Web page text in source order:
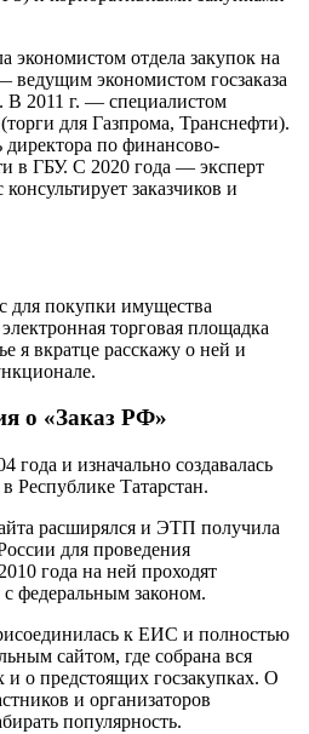
экономистом отдела закупок на
экономистом госзаказа
2011 г. — специалистом
для Газпрома, Транснефти).
по финансово-
в ГБУ. С 2020 года — эксперт
заказчиков и
для покупки имущества
торговая площадка
я вкратце расскажу о ней и
о «Заказ РФ»
года и изначально создавалась
Республике Татарстан.
расширялся и ЭТП получила
для проведения
года на ней проходят
с федеральным законом.
к ЕИС и полностью
сайтом, где собрана вся
о предстоящих госзакупках. О
и организаторов
популярность.